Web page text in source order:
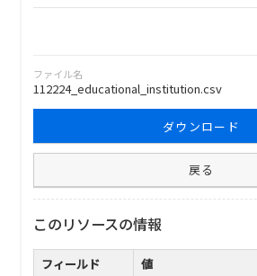
ファイル名
112224_educational_institution.csv
ダウンロード
戻る
このリソースの情報
フィールド
値